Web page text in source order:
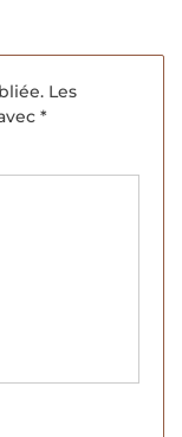
Les
*